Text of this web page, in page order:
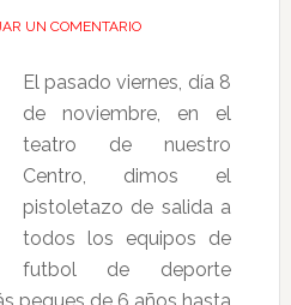
UN COMENTARIO
El pasado viernes, día 8
de noviembre, en el
teatro de nuestro
Centro, dimos el
pistoletazo de salida a
todos los equipos de
futbol de deporte
peques de 6 años hasta